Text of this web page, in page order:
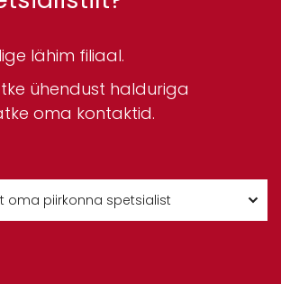
lähim filiaal.
ühendust halduriga
oma kontaktid.